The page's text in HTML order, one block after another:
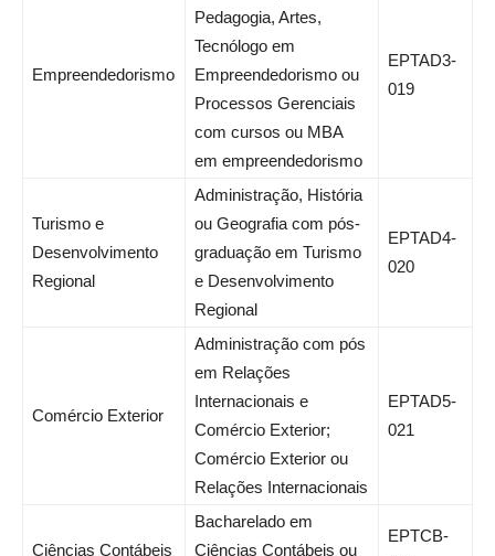
Empreendedorismo
Pedagogia, Artes,
Tecnólogo em
Empreendedorismo ou
Processos Gerenciais
com cursos ou MBA
em empreendedorismo
EPTAD3-
019
Turismo e
Desenvolvimento
Regional
Administração, História
ou Geografia com pós-
graduação em Turismo
e Desenvolvimento
Regional
EPTAD4-
020
Comércio Exterior
Administração com pós
em Relações
Internacionais e
Comércio Exterior;
Comércio Exterior ou
Relações Internacionais
EPTAD5-
021
Ciências Contábeis
Bacharelado em
Ciências Contábeis ou
EPTCB-